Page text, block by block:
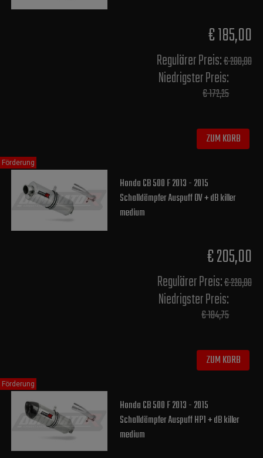
€ 185,00
Regulärer Preis:€ 200,00
Niedrigster Preis:
€ 172,25
ZUM KORB
Honda CB 500 F 2013 - 2015
Schalldämpfer Auspuff OV + dB killer
medium
€ 205,00
Regulärer Preis:€ 220,00
Niedrigster Preis:
€ 184,75
ZUM KORB
Förderung
Honda CB 500 F 2013 - 2015
Schalldämpfer Auspuff HP1 + dB killer
medium
Förderung